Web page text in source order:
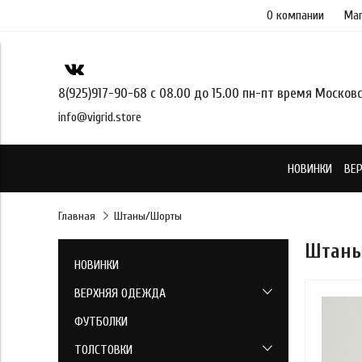
О компании
8(925)917-90-68 с 08.00 до 15.00 пн-пт время
info@vigrid.store
НОВИНКИ
Главная Штаны/Шорты
НОВИНКИ
ВЕРХНЯЯ ОДЕЖДА
Ветровки
Демисезон
ФУТБОЛКИ
ТОЛСТОВКИ